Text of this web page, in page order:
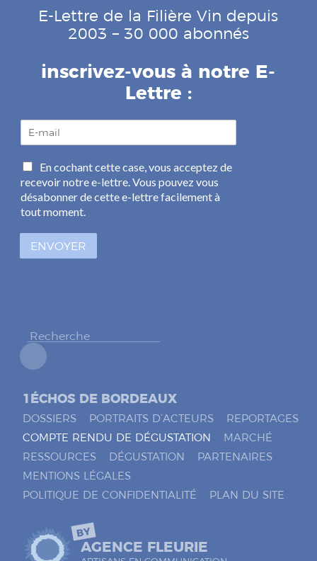
E-Lettre de la Filière Vin depuis
2003 – 30 000 abonnés
inscrivez-vous à notre E-
Lettre :
a
i
l
*
C
a
s
e
à
En cochant cette case, vous acceptez de
recevoir notre e-lettre. Vous pouvez vous
désabonner de cette e-lettre facilement à
tout moment.
ENVOYER
1ÉCHOS DE BORDEAUX
DOSSIERS PORTRAITS D’ACTEURS
REPORTAGES
COMPTE RENDU DE DÉGUSTATION
MARCHÉ
RESSOURCES
DÉGUSTATION
PARTENAIRES
MENTIONS LÉGALES
POLITIQUE DE CONFIDENTIALITÉ
PLAN DU SITE
BY
AGENCE FLEURIE